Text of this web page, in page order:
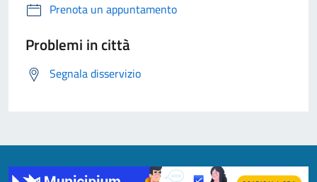
Prenota un appuntamento
Problemi in città
Segnala disservizio